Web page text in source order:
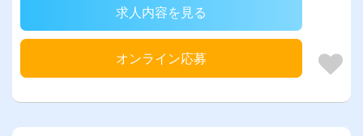
求人内容を見る
オンライン応募